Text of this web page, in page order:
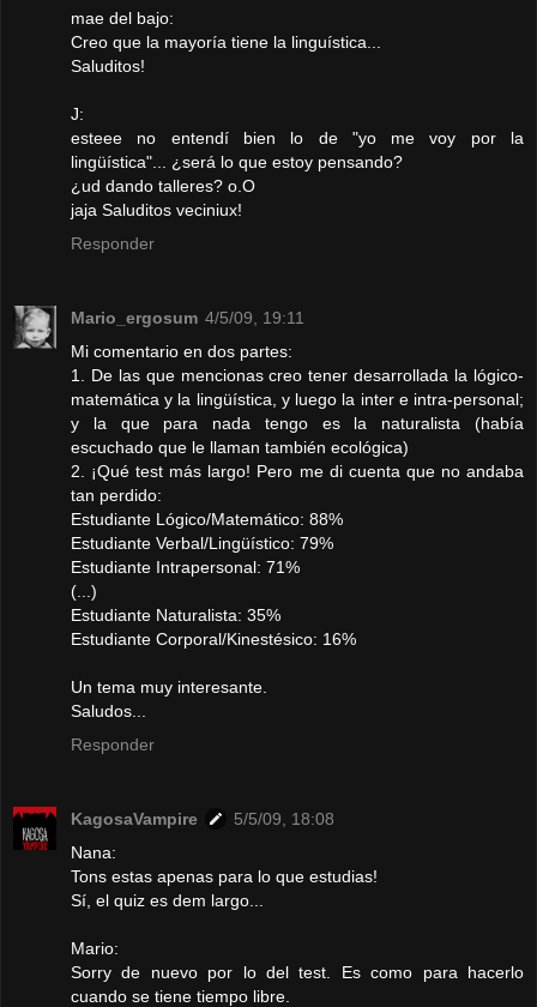
mae del bajo:
Creo que la mayoría tiene la linguística...
Saluditos!
J:
esteee no entendí bien lo de "yo me voy por la
lingüística"... ¿será lo que estoy pensando?
¿ud dando talleres? o.O
jaja Saluditos veciniux!
Responder
Mario_ergosum 4/5/09, 19:11
Mi comentario en dos partes:
1. De las que mencionas creo tener desarrollada la lógico-
matemática y la lingüística, y luego la inter e intra-personal;
y la que para nada tengo es la naturalista (había
escuchado que le llaman también ecológica)
2. ¡Qué test más largo! Pero me di cuenta que no andaba
tan perdido:
Estudiante Lógico/Matemático: 88%
Estudiante Verbal/Lingüístico: 79%
Estudiante Intrapersonal: 71%
(...)
Estudiante Naturalista: 35%
Estudiante Corporal/Kinestésico: 16%
Un tema muy interesante.
Saludos...
Responder
KagosaVampire
5/5/09, 18:08
Nana:
Tons estas apenas para lo que estudias!
Sí, el quiz es dem largo...
Mario:
Sorry de nuevo por lo del test. Es como para hacerlo
cuando se tiene tiempo libre.